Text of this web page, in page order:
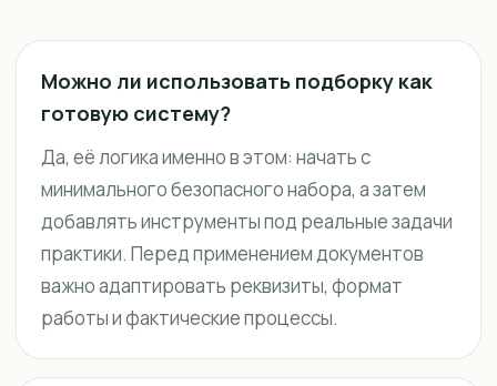
Можно ли использовать подборку как
готовую систему?
Да, её логика именно в этом: начать с
минимального безопасного набора, а затем
добавлять инструменты под реальные задачи
практики. Перед применением документов
важно адаптировать реквизиты, формат
работы и фактические процессы.